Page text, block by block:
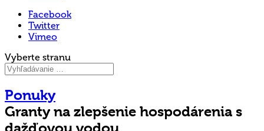
Facebook
Twitter
Vimeo
Vyberte stranu
Ponuky
Granty na zlepšenie hospodárenia s